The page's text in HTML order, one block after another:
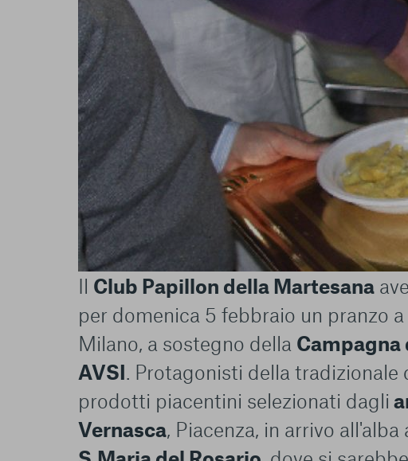
Il Club Papillon della Martesana
per domenica 5 febbraio un pranzo a
Milano, a sostegno della Campagna
AVSI. Protagonisti della tradizionale
prodotti piacentini selezionati dagli
Vernasca, Piacenza, in arrivo all'alba